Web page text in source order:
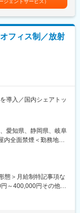
の視点は大きな強み
にお教えしますのでご
もしっかり成長でき
り、階層別研修やス
専門性を高められま
績)
取得
4.4ヶ月）賃金はあく
下する可能性がありま
。
フィス制／放射
導入／国内シェアトッ
集します。SPECT検
画像診断に関わる
愛知県、静岡県、岐阜
内全面禁煙＜勤務地詳
区内山3丁目7番3号
：名古屋市営地下鉄東
態＞月給制特記事項な
～400,000円その他固